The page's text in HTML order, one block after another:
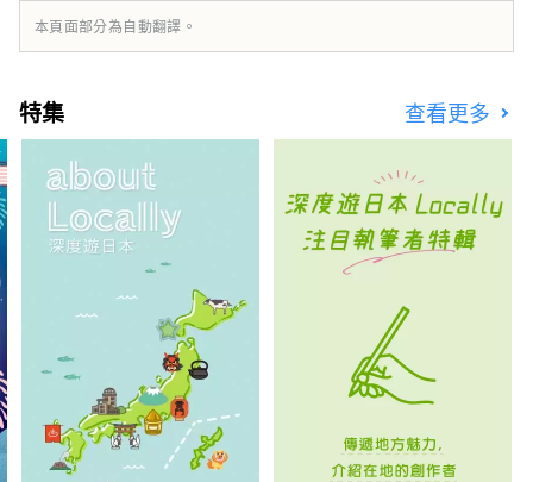
本頁面部分為自動翻譯。
特集 查看更多